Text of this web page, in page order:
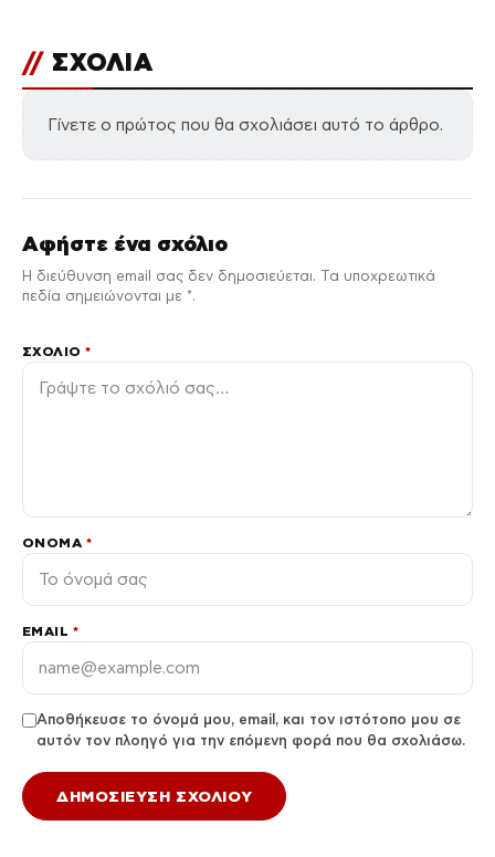
// ΣΧΟΛΙΑ
Γίνετε ο πρώτος που θα σχολιάσει αυτό το άρθρο.
Αφήστε ένα σχόλιο
Η διεύθυνση email σας δεν δημοσιεύεται. Τα υποχρεωτικά
πεδία σημειώνονται με *.
ΣΧΌΛΙΟ*
ΌΝΟΜΑ *
EMAIL *
Αποθήκευσε το όνομά μου, email, και τον ιστότοπο μου σε
αυτόν τον πλοηγό για την επόμενη φορά που θα σχολιάσω.